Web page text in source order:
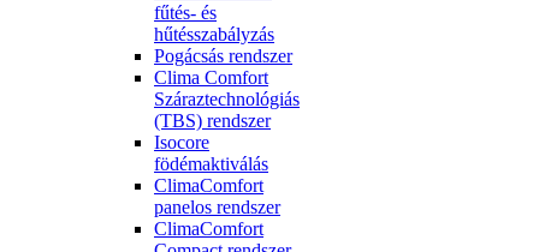
fűtés- és
hűtésszabályzás
Pogácsás rendszer
Clima Comfort
Száraztechnológiás
(TBS) rendszer
Isocore
födémaktiválás
ClimaComfort
panelos rendszer
ClimaComfort